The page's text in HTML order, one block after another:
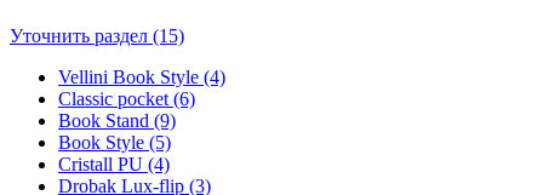
Уточнить раздел (15)
Vellini Book Style (4)
Classic pocket (6)
Book Stand (9)
Book Style (5)
Cristall PU (4)
Drobak Lux-flip (3)